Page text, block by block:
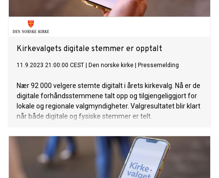
Kirkevalgets digitale stemmer er opptalt
11.9.2023 21:00:00 CEST Den norske kirke Pressemelding
Nær 92 000 velgere stemte digitalt i årets kirkevalg. Nå er de
digitale forhåndsstemmene talt opp og tilgjengeliggjort for
lokale og regionale valgmyndigheter. Valgresultatet blir klart
når både digitale og fysiske stemmer er telt.